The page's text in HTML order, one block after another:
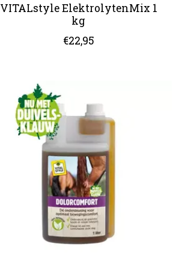
VITALstyle ElektrolytenMix 1
kg
€22,95